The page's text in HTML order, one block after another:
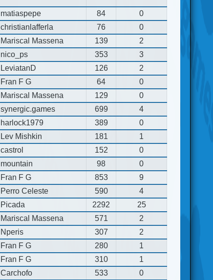
matiaspepe 84
0
christianlafferla 76
0
Mariscal Massena 139
2
nico_ps 353
3
LeviatanD 126
2
Fran F G 64
0
Mariscal Massena 129
0
synergic.games 699
4
harlock1979 389
0
Lev Mishkin 181
1
castrol 152
0
mountain 98
0
Fran F G 853
9
Perro Celeste 590
4
Picada 2292
25
Mariscal Massena 571
2
Nperis 307
2
Fran F G 280
1
Fran F G 310
1
Carchofo 533
0